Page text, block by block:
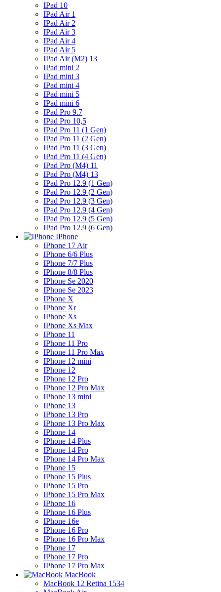
IPad 10
IPad Air 1
IPad Air 2
IPad Air 3
IPad Air 4
IPad Air 5
IPad Air (M2) 13
IPad mini 2
IPad mini 3
IPad mini 4
IPad mini 5
IPad mini 6
IPad Pro 9.7
IPad Pro 10,5
IPad Pro 11 (1 Gen)
IPad Pro 11 (2 Gen)
IPad Pro 11 (3 Gen)
IPad Pro 11 (4 Gen)
IPad Pro (M4) 11
IPad Pro (M4) 13
IPad Pro 12.9 (1 Gen)
IPad Pro 12.9 (2 Gen)
IPad Pro 12.9 (3 Gen)
IPad Pro 12.9 (4 Gen)
IPad Pro 12.9 (5 Gen)
IPad Pro 12.9 (6 Gen)
IPhone
IPhone 17 Air
IPhone 6/6 Plus
IPhone 7/7 Plus
IPhone 8/8 Plus
IPhone Se 2020
IPhone Se 2023
IPhone X
IPhone Xr
IPhone Xs
IPhone Xs Max
IPhone 11
IPhone 11 Pro
IPhone 11 Pro Max
IPhone 12 mini
IPhone 12
IPhone 12 Pro
IPhone 12 Pro Max
IPhone 13 mini
IPhone 13
IPhone 13 Pro
IPhone 13 Pro Max
IPhone 14
IPhone 14 Plus
IPhone 14 Pro
IPhone 14 Pro Max
IPhone 15
IPhone 15 Plus
IPhone 15 Pro
IPhone 15 Pro Max
IPhone 16
IPhone 16 Plus
IPhone 16e
IPhone 16 Pro
IPhone 16 Pro Max
IPhone 17
IPhone 17 Pro
IPhone 17 Pro Max
MacBook
MacBook 12 Retina 1534